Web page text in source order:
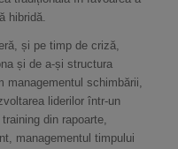
hibridă.
și pe timp de criză,
și de a-și structura
managementul schimbării,
liderilor într-un
din rapoarte,
managementul timpului